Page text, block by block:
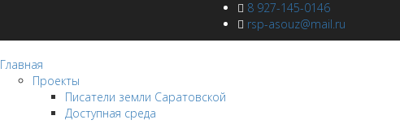
8 927-145-0146
rsp-asouz@mail.ru
Главная
Проекты
Писатели земли Саратовской
Доступная среда